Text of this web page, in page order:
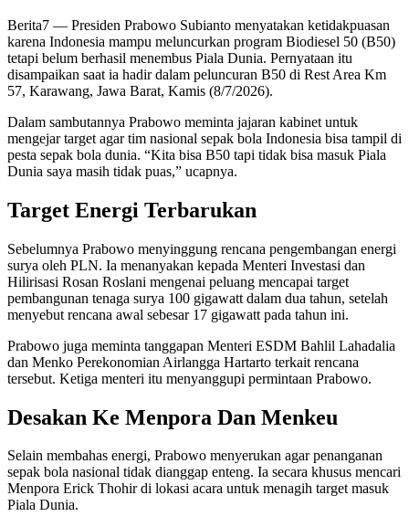
Berita7 — Presiden Prabowo Subianto menyatakan ketidakpuasan
karena Indonesia mampu meluncurkan program Biodiesel 50 (B50)
tetapi belum berhasil menembus Piala Dunia. Pernyataan itu
disampaikan saat ia hadir dalam peluncuran B50 di Rest Area Km
57, Karawang, Jawa Barat, Kamis (8/7/2026).
Dalam sambutannya Prabowo meminta jajaran kabinet untuk
mengejar target agar tim nasional sepak bola Indonesia bisa tampil di
pesta sepak bola dunia. “Kita bisa B50 tapi tidak bisa masuk Piala
Dunia saya masih tidak puas,” ucapnya.
Target Energi Terbarukan
Sebelumnya Prabowo menyinggung rencana pengembangan energi
surya oleh PLN. Ia menanyakan kepada Menteri Investasi dan
Hilirisasi Rosan Roslani mengenai peluang mencapai target
pembangunan tenaga surya 100 gigawatt dalam dua tahun, setelah
menyebut rencana awal sebesar 17 gigawatt pada tahun ini.
Prabowo juga meminta tanggapan Menteri ESDM Bahlil Lahadalia
dan Menko Perekonomian Airlangga Hartarto terkait rencana
tersebut. Ketiga menteri itu menyanggupi permintaan Prabowo.
Desakan Ke Menpora Dan Menkeu
Selain membahas energi, Prabowo menyerukan agar penanganan
sepak bola nasional tidak dianggap enteng. Ia secara khusus mencari
Menpora Erick Thohir di lokasi acara untuk menagih target masuk
Piala Dunia.